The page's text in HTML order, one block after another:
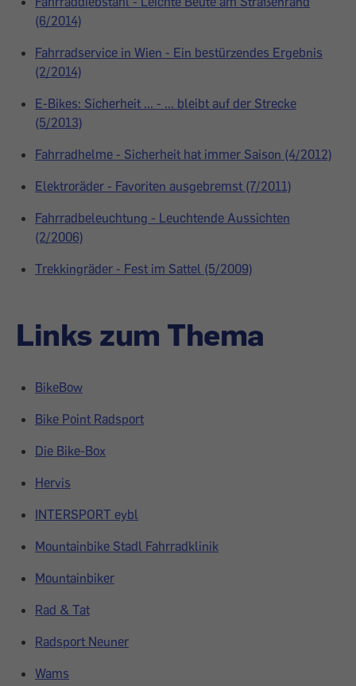
(6/2014)
Fahrradservice in Wien - Ein bestürzendes Ergebnis
(2/2014)
E-Bikes: Sicherheit ... - ... bleibt auf der Strecke
(5/2013)
Fahrradhelme - Sicherheit hat immer Saison (4/2012)
Elektroräder - Favoriten ausgebremst (7/2011)
Fahrradbeleuchtung - Leuchtende Aussichten
(2/2006)
Trekkingräder - Fest im Sattel (5/2009)
Links zum Thema
BikeBow
Bike Point Radsport
Die Bike-Box
Hervis
INTERSPORT eybl
Mountainbike Stadl Fahrradklinik
Mountainbiker
Rad & Tat
Radsport Neuner
Wams